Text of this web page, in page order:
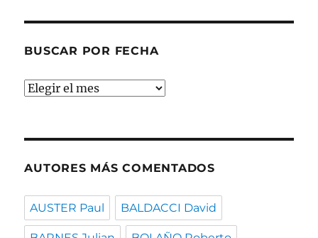
BUSCAR POR FECHA
Buscar
AUTORES MÁS COMENTADOS
AUSTER Paul BALDACCI David